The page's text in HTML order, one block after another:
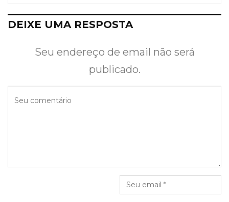
DEIXE UMA RESPOSTA
Seu endereço de email não será
publicado.